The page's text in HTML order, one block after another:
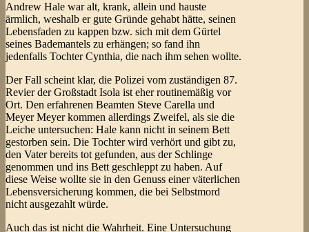
Andrew Hale war alt, krank, allein und hauste
ärmlich, weshalb er gute Gründe gehabt hätte, seinen
Lebensfaden zu kappen bzw. sich mit dem Gürtel
seines Bademantels zu erhängen; so fand ihn
jedenfalls Tochter Cynthia, die nach ihm sehen wollte.
Der Fall scheint klar, die Polizei vom zuständigen 87.
Revier der Großstadt Isola ist eher routinemäßig vor
Ort. Den erfahrenen Beamten Steve Carella und
Meyer Meyer kommen allerdings Zweifel, als sie die
Leiche untersuchen: Hale kann nicht in seinem Bett
gestorben sein. Die Tochter wird verhört und gibt zu,
den Vater bereits tot gefunden, aus der Schlinge
genommen und ins Bett geschleppt zu haben. Auf
diese Weise wollte sie in den Genuss einer väterlichen
Lebensversicherung kommen, die bei Selbstmord
nicht ausgezahlt würde.
Auch das ist nicht die Wahrheit. Eine Untersuchung